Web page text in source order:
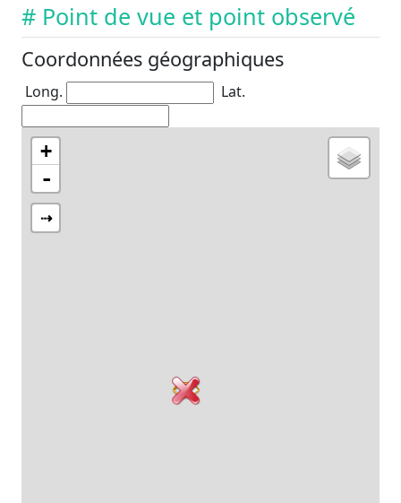
# Point de vue et point observé
Coordonnées géographiques
Long. Lat.
+
-
⇢